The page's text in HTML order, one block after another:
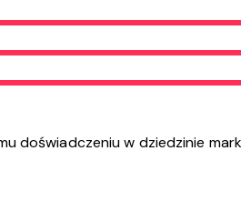
doświadczeniu w dziedzinie